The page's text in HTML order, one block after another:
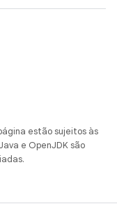
estão sujeitos às
e OpenJDK são